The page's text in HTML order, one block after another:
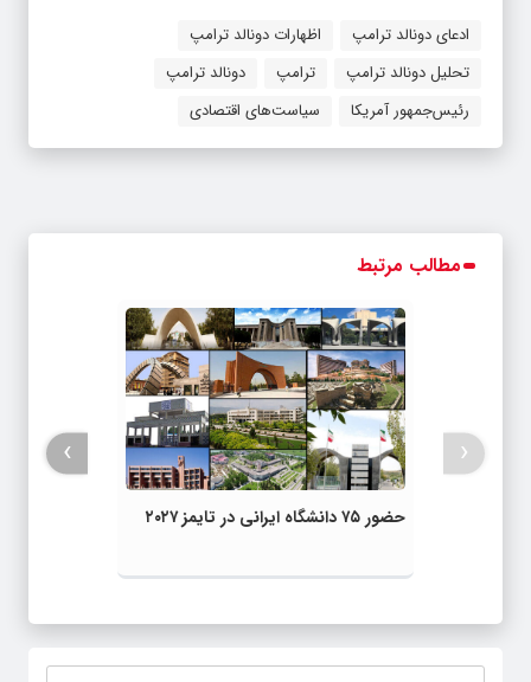
ادعای دونالد ترامپ
اظهارات دونالد ترامپ
تحلیل دونالد ترامپ
ترامپ
دونالد ترامپ
رئیس‌جمهور آمریکا
سیاست‌های اقتصادی
مطالب مرتبط
حضور ۷۵ دانشگاه ایرانی در تایمز ۲۰۲۷
‹
›